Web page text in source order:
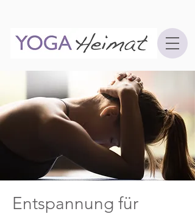
Entspannung für